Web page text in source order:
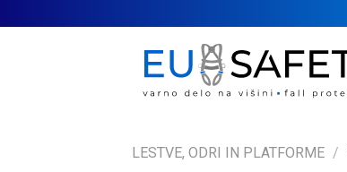
to
LESTVE, ODRI IN PLATFORME /